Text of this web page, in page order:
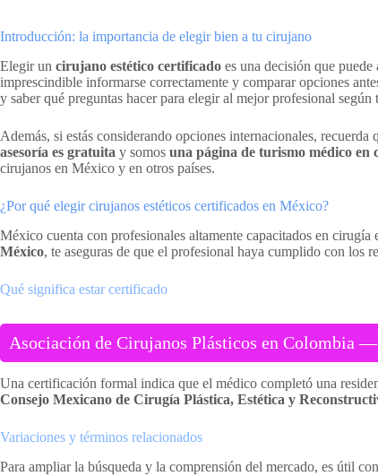
Introducción: la importancia de elegir bien a tu cirujano
Elegir un cirujano estético certificado es una decisión que
imprescindible informarse correctamente y comparar opciones
y saber qué preguntas hacer para elegir al mejor profesional según
Además, si estás considerando opciones internacionales, recuerda
asesoría es gratuita y somos una página de turismo médico en
cirujanos en México y en otros países.
¿Por qué elegir cirujanos estéticos certificados en México?
México cuenta con profesionales altamente capacitados en cirugía
México, te aseguras de que el profesional haya cumplido con los
Qué significa estar certificado
Asociación de Cirujanos Plásticos en Colombia
Una certificación formal indica que el médico completó una
Consejo Mexicano de Cirugía Plástica, Estética y
Variaciones y términos relacionados
Para ampliar la búsqueda y la comprensión del mercado, es útil